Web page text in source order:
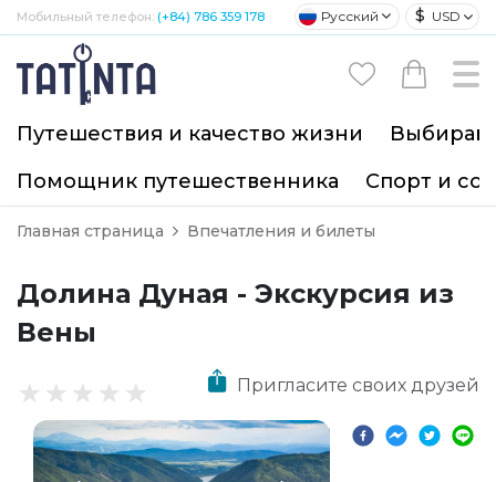
Мобильный телефон: (+84) 786 359 178 Русский $ USD
Путешествия и качество жизни
Помощник путешественника
Спорт и
Главная страница Впечатления и билеты
Долина Дуная - Экскурсия из
Вены
Пригласите своих друзей